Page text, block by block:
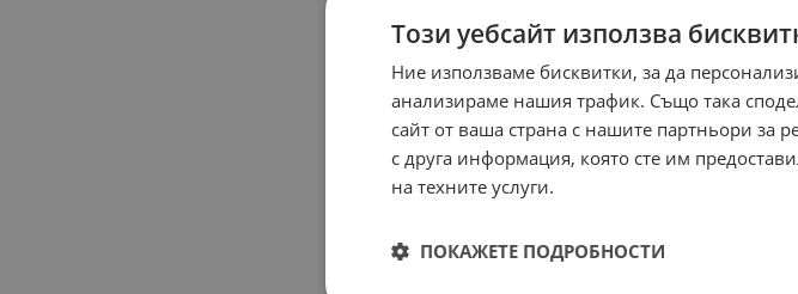
Външни
размери:
Батерия 4LR44
Арт.№: 8977
Външни
Този уебсайт използва
Ние използваме бисквитки, за да
анализираме нашия трафик. Също така
сайт от ваша страна с нашите партньори за
с друга информация, която сте им
на техните услуги.
ПОКАЖЕТЕ ПОДРОБНОСТИ